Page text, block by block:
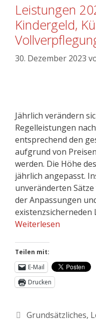
Leistungen
Kindergeld,
30. Dezember 2023
Jährlich verändern
Regelleistungen
entsprechend den
aufgrund von
werden. Die Höhe
jährlich angepasst.
unveränderten
der Anpassungen
existenzsicherneden
Weiterlesen
Teilen mit:
E-Mail
Drucken
Grundsätzliches,